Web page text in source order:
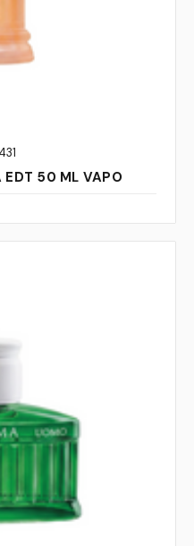
EDT 50 ML VAPO